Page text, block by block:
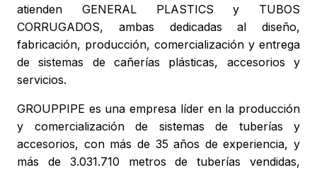
atienden GENERAL PLASTICS y TUBOS
CORRUGADOS, ambas dedicadas al diseño,
fabricación, producción, comercialización y entrega
de sistemas de cañerías plásticas, accesorios y
servicios.
GROUPPIPE es una empresa líder en la producción
y comercialización de sistemas de tuberías y
accesorios, con más de 35 años de experiencia, y
más de 3.031.710 metros de tuberías vendidas,